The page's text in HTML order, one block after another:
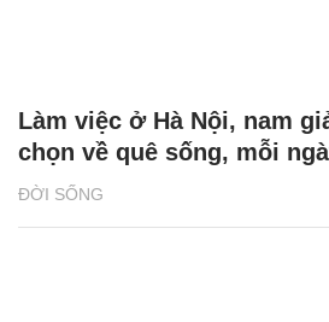
ĐỜI SỐNG
Làm việc ở Hà Nội, nam
chọn về quê sống, mỗi